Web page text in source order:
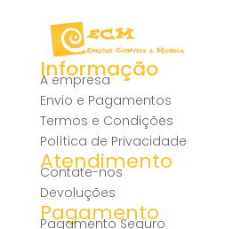
Informação
A empresa
Envio e Pagamentos
Termos e Condições
Política de Privacidade
Atendimento
Contate-nos
Devoluções
Pagamento
Pagamento Seguro